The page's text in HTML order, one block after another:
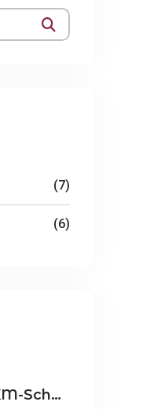
(7)
(6)
Wieder HKM-Schulpferdeturnier beim RV Weeze